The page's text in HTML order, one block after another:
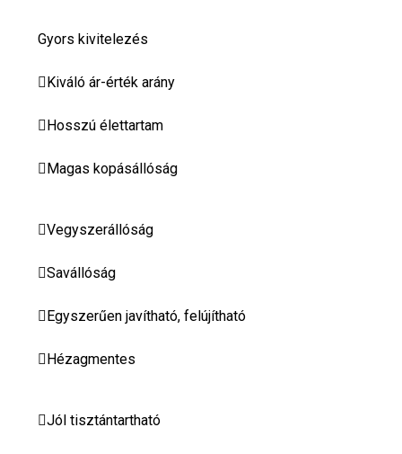
Gyors kivitelezés
Kiváló ár-érték arány
Hosszú élettartam
Magas kopásállóság
Vegyszerállóság
Savállóság
Egyszerűen javítható, felújítható
Hézagmentes
Jól tisztántartható